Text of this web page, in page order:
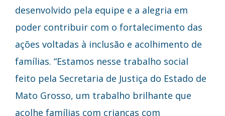
desenvolvido pela equipe e a alegria em
poder contribuir com o fortalecimento das
ações voltadas à inclusão e acolhimento de
famílias. “Estamos nesse trabalho social
feito pela Secretaria de Justiça do Estado de
Mato Grosso, um trabalho brilhante que
acolhe famílias com crianças com